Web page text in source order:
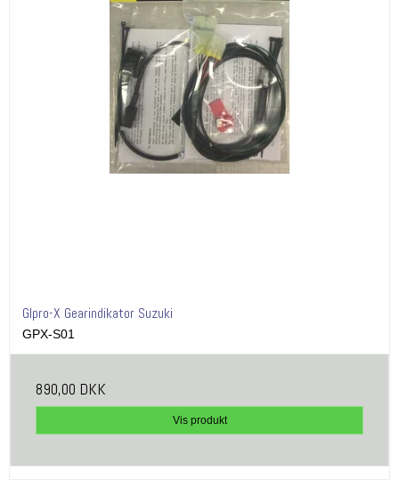
GIpro-X Gearindikator Suzuki
GPX-S01
890,00 DKK
Vis produkt